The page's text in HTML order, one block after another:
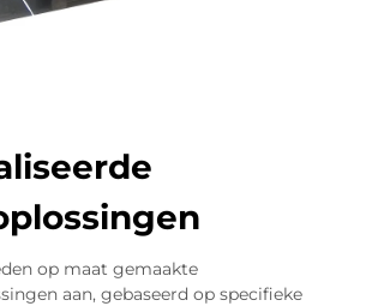
op maat gemaakte
aan, gebaseerd op specifieke